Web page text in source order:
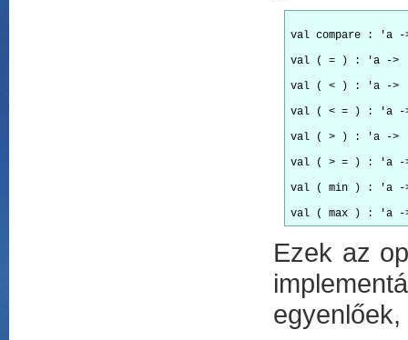
val compare : 'a
val ( = ) : 'a ->
val ( < ) : 'a ->
val ( < = ) : 'a -
val ( > ) : 'a ->
val ( > = ) : 'a -
val ( min ) : 'a -
Ezek az